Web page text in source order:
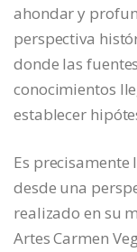
ahondar y
perspectiva
donde las
conocimientos
establecer
Es precisamente
desde una
realizado en su
Artes Carmen